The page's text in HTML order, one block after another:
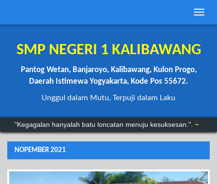
Toggle
SMP NEGERI 1 KALIBAWANG
Pantog Wetan, Banjaroyo, Kalibawang, Kulon Progo,
Daerah Istimewa Yogyakarta, Kode Pos 55672.
Unggul dalam Mutu, Terpuji dalam Laku
"Kegagalan hanyalah batu loncatan menuju kesuksesan.".~
“Anda mungkin bisa menunda, tapi waktu tidak akan
NOPEMBER 2021